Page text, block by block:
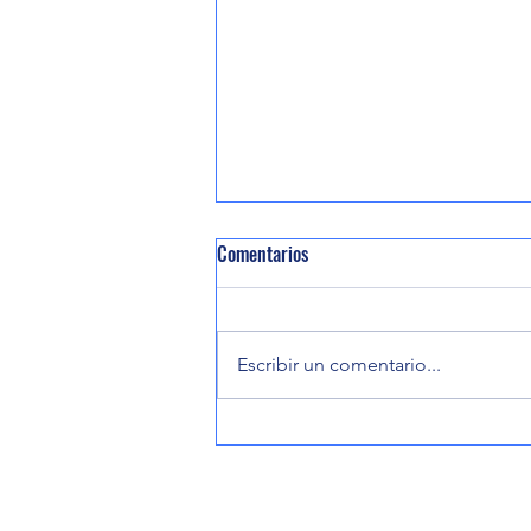
Plan Nacional Hídrico contempla
Comentarios
Escribir un comentario...